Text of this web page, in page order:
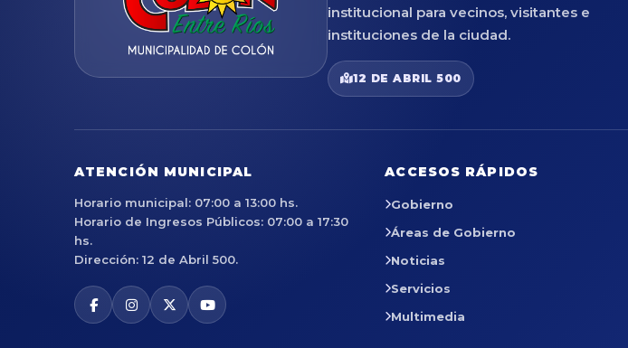
institucional para vecinos, visitantes e
instituciones de la ciudad.
12 DE ABRIL 500
ATENCIÓN MUNICIPAL
Horario municipal: 07:00 a 13:00 hs.
Horario de Ingresos Públicos: 07:00 a 17:30
hs.
Dirección: 12 de Abril 500.
ACCESOS RÁPIDOS
Gobierno
Áreas de Gobierno
Noticias
Servicios
Multimedia